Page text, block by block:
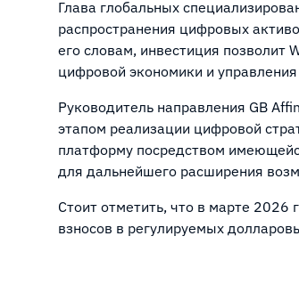
Глава глобальных
распространения цифровых
его словам, инвестиция позволит
цифровой экономики и
Руководитель направления GB
этапом реализации цифровой
платформу посредством
для дальнейшего расширения
Стоит отметить, что в марте 2026
взносов в регулируемых